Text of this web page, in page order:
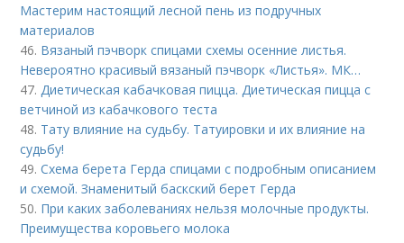
Мастерим настоящий лесной пень из подручных
материалов
46. Вязаный пэчворк спицами схемы осенние листья.
Невероятно красивый вязаный пэчворк «Листья». МК…
47.Диетическая кабачковая пицца. Диетическая пицца с
ветчиной из кабачкового теста
48. Тату влияние на судьбу. Татуировки и их влияние на
судьбу!
49.Схема берета Герда спицами с подробным описанием
и схемой. Знаменитый баскский берет Герда
50. При каких заболеваниях нельзя молочные продукты.
Преимущества коровьего молока